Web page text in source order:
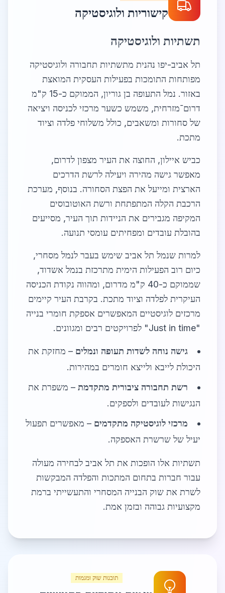
קישוריות ולוגיסטיקה
תשתיות ולוגיסטיקה
תל אביב-יפו נהנית מתשתיות תחבורה ולוגיסטיקה
מפותחות התומכות בפעילות העסקית המואצת
באזור. נמל התעופה בן גוריון, הממוקם כ-15 ק"מ
דרום־מזרחית, משמש כשער מרכזי לכניסה ויציאה
של סחורות ומשאבים, כולל משלוחי פלדה וציוד
מתכת.
כביש איילון, החוצה את העיר מצפון לדרום,
מאפשר גישה מהירה ויעילה לרשת הדרכים
הארצית ומייעל את הפצת הסחורה. בנוסף, מערכת
הרכבת הקלה המתפתחת ורשת האוטובוסים
המקיפה מגבירים את הניידות תוך העיר, מסייעים
בהובלת עובדים ומפחיתים עומסי תנועה.
למרות שנמל תל אביב שימש בעבר לנמל מסחרי,
כיום רוב הפעילות הימית מתרכזת בנמל אשדוד,
שממוקם כ-40 ק"מ מדרום, ומהווה נקודת הכניסה
העיקרית לפלדה וציוד מתכת. בקרבת העיר קיימים
מרכזים לוגיסטיים המאפשרים אספקת חומרי בנייה
"Just in time" לפרויקטים רבים ומגוונים.
גישה נוחה לשדות תעופה ונמלים – מחזקת את
היכולת לייבא ולייצא חומרים במהירות.
רשת תחבורה ציבורית מתקדמת – משפרת את
הנגישות לעובדים ולספקים.
מרכזי לוגיסטיקה מתקדמים – מאפשרים תפעול
יעיל של שרשרת האספקה.
תשתיות אלו הופכות את תל אביב לבחירה מעולה
עבור חברות בתחום המתכות והפלדה המבקשות
לשרת את שוק הבנייה המסחרי והתעשייתי ברמת
מקצועיות גבוהה ובזמן אמת.
תובנות שוק ומגמות